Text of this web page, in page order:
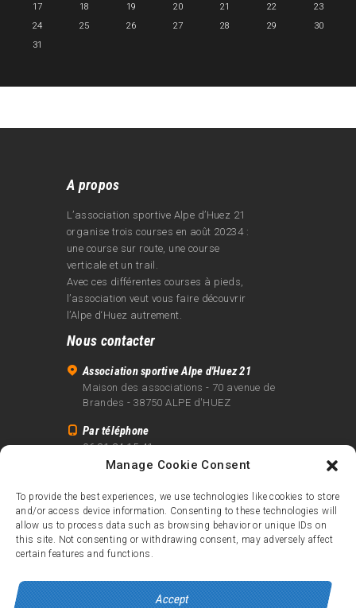
Manage Cookie Consent
To provide the best experiences, we use technologies like cookies to store
and/or access device information. Consenting to these technologies will
allow us to process data such as browsing behavior or unique IDs on
this site. Not consenting or withdrawing consent, may adversely affect
certain features and functions.
Accept
17
18 19 20 21 22
23
24
25 26 27 28 29
30
31
A propos
L’association sportive Alpe d’Huez 21
organise trois courses en août 20234 :
une course sur route, une course
verticale et un trail.
Avec ces différentes courses à pieds,
l’association veut vous faire découvrir
l’Alpe d‘Huez autrement.
Nous contacter
Association sportive Alpe d'Huez 21
Maison des associations - 70 avenue de
Brandes - 38750 ALPE d'HUEZ
Par téléphone
06 81 24 15 41
info@alpe21.fr
Mentions légales
Contact
crédits